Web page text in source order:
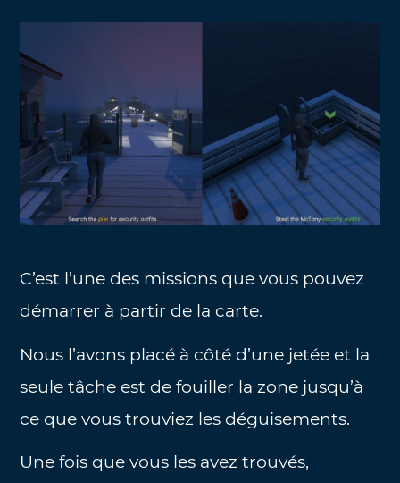
C’est l’une des missions que vous pouvez
démarrer à partir de la carte.
Nous l’avons placé à côté d’une jetée et la
seule tâche est de fouiller la zone jusqu’à
ce que vous trouviez les déguisements.
Une fois que vous les avez trouvés,